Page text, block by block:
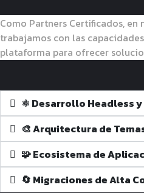
Como Partners Certificados,
trabajamos con las
plataforma para ofrecer
⚛️ Desarrollo Headless
🎨 Arquitectura de
🧩 Ecosistema de
🔄 Migraciones de Alta